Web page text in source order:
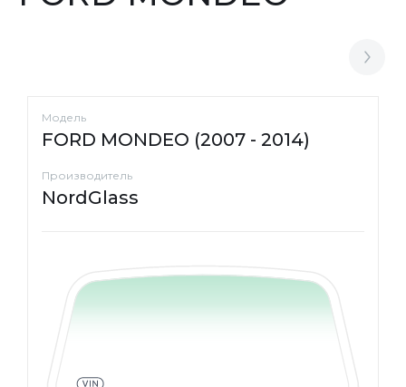
Модель
FORD MONDEO (2007 - 2014)
Производитель
NordGlass